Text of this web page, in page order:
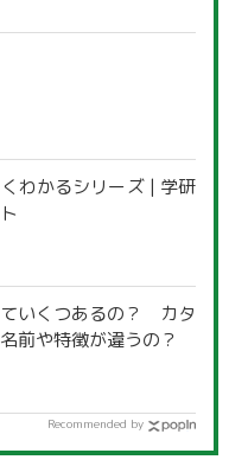
わかるシリーズ | 学研
いくつあるの？ カタ
前や特徴が違うの？
Recommended by